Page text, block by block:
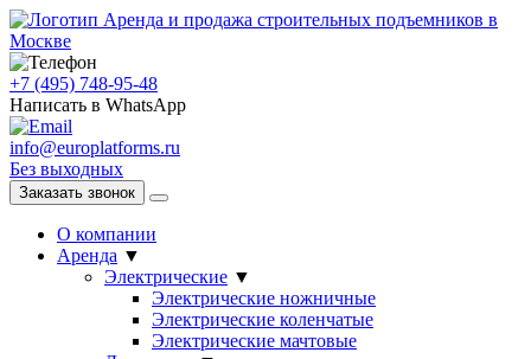
Аренда и продажа строительных подъемников в
Москве
+7 (495) 748-95-48
Написать в WhatsApp
info@europlatforms.ru
Без выходных
Заказать звонок
О компании
Аренда ▼
Электрические ▼
Электрические ножничные
Электрические коленчатые
Электрические мачтовые